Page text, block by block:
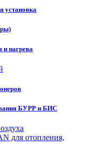
установка
и нагрева
БУРР и БИС
для отопления,